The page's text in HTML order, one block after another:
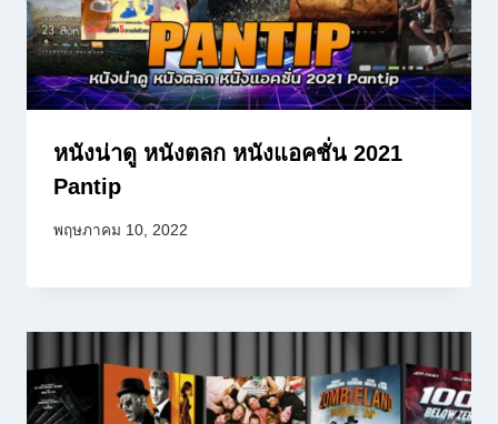
หนังน่าดู หนังตลก หนังแอคชั่น 2021
Pantip
พฤษภาคม 10, 2022